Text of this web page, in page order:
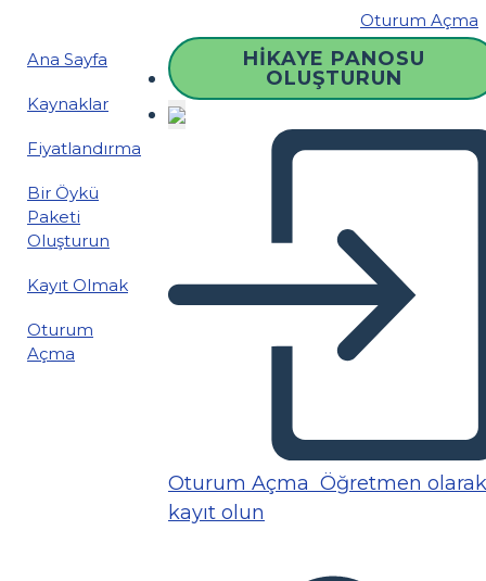
Oturum Açma
Ana Sayfa
Kaynaklar
Fiyatlandırma
Bir Öykü
Paketi
Oluşturun
Kayıt Olmak
Oturum
Açma
HIKAYE PANOSU
OLUŞTURUN
Oturum Açma Öğretmen olarak
kayıt olun